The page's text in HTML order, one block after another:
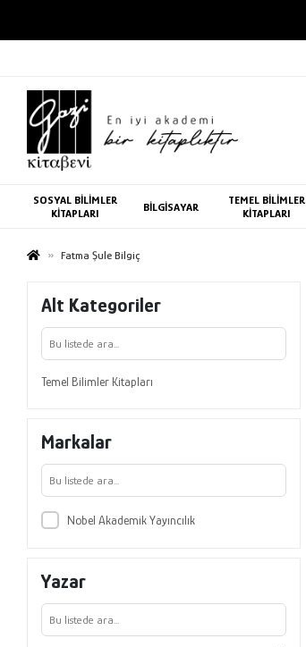
SOSYAL BİLİMLER
KİTAPLARI
BİLGİSAYAR
TEMEL BİLİMLER
KİTAPLARI
Fatma Şule Bilgiç
Alt Kategoriler
Temel Bilimler Kitapları
Markalar
Nobel Akademik Yayıncılık
Yazar